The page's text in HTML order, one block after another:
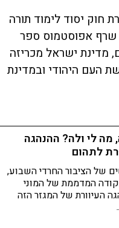
חוק יסוד לימוד תורה
שרף אפוסטמוס ספר
מדינת ישראל מכריזה
העם היהודי ובמדינת
מה לי ולה? ההנהגה
לתהום
של הציבור החרדי השבוע,
המדממת של המוני
העיוורת של המגזר הזה
קבוצות גדולות, גם כאלה
אותן כשונאות חרדים,